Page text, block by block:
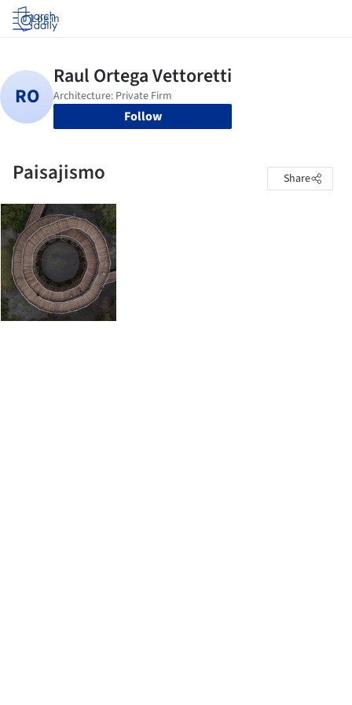
Log in
Follow
Paisajismo Share